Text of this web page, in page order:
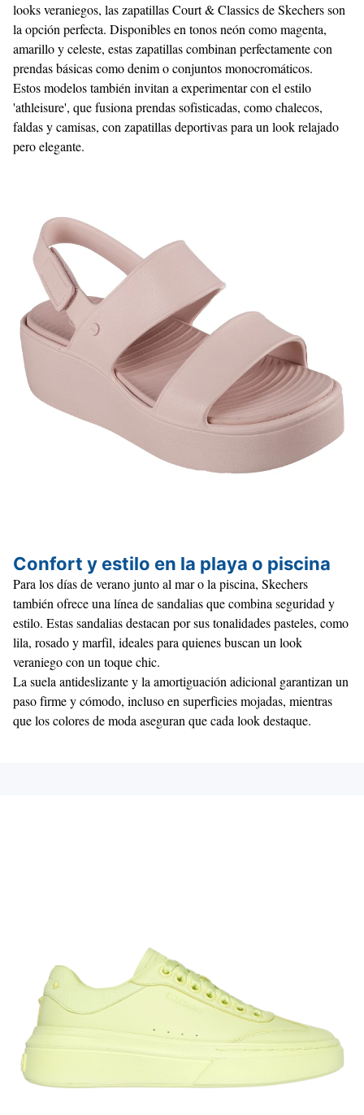
looks veraniegos, las zapatillasCourt & Classicsde Skechers son
la opción perfecta. Disponibles en tonos neón como magenta,
amarillo y celeste, estas zapatillas combinan perfectamente con
prendas básicas como denim o conjuntos monocromáticos.
Estos modelos también invitan a experimentar con el estilo
'athleisure', que fusiona prendas sofisticadas, como chalecos,
faldas y camisas, con zapatillas deportivas para un look relajado
pero elegante.
Confort y estilo en la playa o piscina
Para los días de verano junto al mar o la piscina, Skechers
también ofrece una línea de sandalias que combina seguridad y
estilo. Estas sandalias destacan por sus tonalidades pasteles, como
lila, rosado y marfil, ideales para quienes buscan un look
veraniego con un toque chic.
La suela antideslizante y la amortiguación adicional garantizan un
paso firme y cómodo, incluso en superficies mojadas, mientras
que los colores de moda aseguran que cada look destaque.